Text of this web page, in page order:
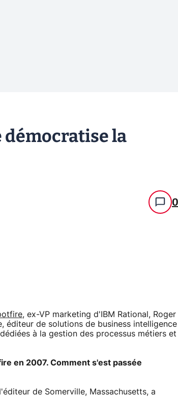
démocratise la
0
, ex-VP marketing d'IBM Rational, Roger
éditeur de solutions de business intelligence
à la gestion des processus métiers et
en 2007. Comment s'est passée
de Somerville, Massachusetts, a